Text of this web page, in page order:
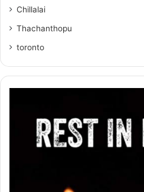
Chillalai
Thachanthopu
toronto